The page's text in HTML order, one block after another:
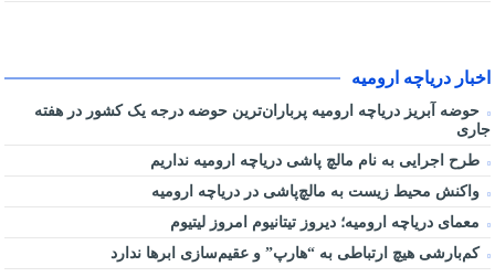
اخبار دریاچه ارومیه
حوضه آبریز دریاچه ارومیه پرباران‌ترین حوضه‌ درجه یک کشور در هفته
جاری
طرح اجرایی به نام مالچ پاشی دریاچه ارومیه نداریم
واکنش محیط زیست به مالچ‌پاشی در دریاچه ارومیه
معمای دریاچه ارومیه؛ دیروز تیتانیوم امروز لیتیوم
کم‌بارشی هیچ ارتباطی به “هارپ” و عقیم‌سازی ابرها ندارد